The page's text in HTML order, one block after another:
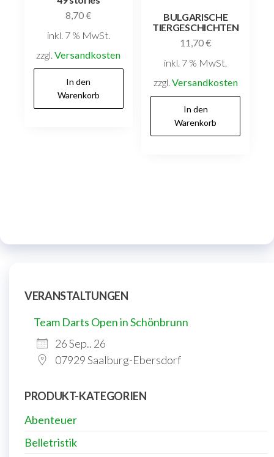
8,70€
inkl. 7 % MwSt.
zzgl.Versandkosten
In den
Warenkorb
BULGARISCHE
TIERGESCHICHTEN
11,70€
inkl. 7 % MwSt.
zzgl. Versandkosten
In den
Warenkorb
VERANSTALTUNGEN
Team Darts Open in Schönbrunn
26 Sep.. 26
07929 Saalburg-Ebersdorf
PRODUKT-KATEGORIEN
Abenteuer
Belletristik